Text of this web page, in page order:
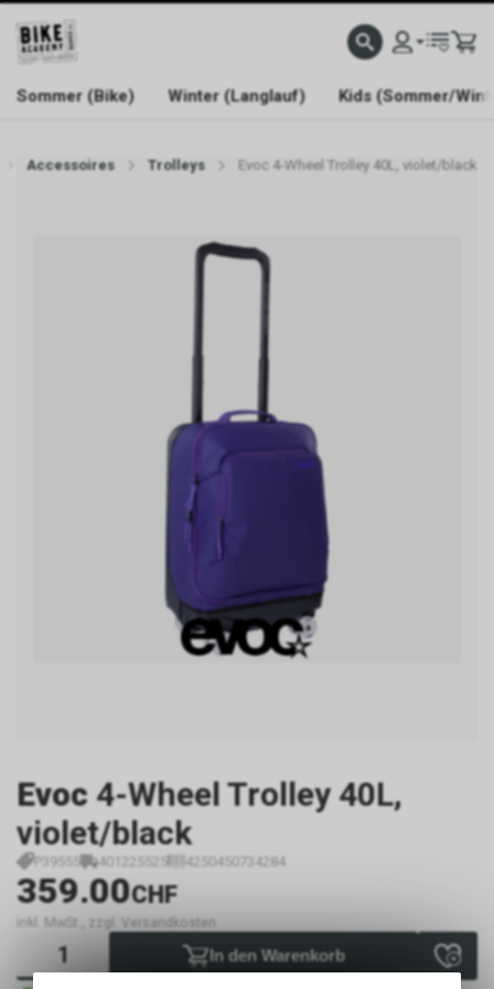
WELCOME TO BIKE ACADEMY
Sommer (Bike) Winter (Langlauf) Kids (Sommer/
Accessoires Trolleys Evoc 4-Wheel Trolley 40L, violet/black
Evoc 4-Wheel Trolley 40L,
violet/black
P39555 401225525 4250450734284
359.00CHF
inkl. MwSt., zzgl. Versandkosten
In den Warenkorb